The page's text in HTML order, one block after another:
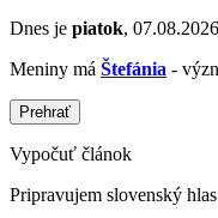
Dnes je piatok, 07.08.2026
Meniny má Štefánia -
Prehrať
Vypočuť článok
Pripravujem slovenský